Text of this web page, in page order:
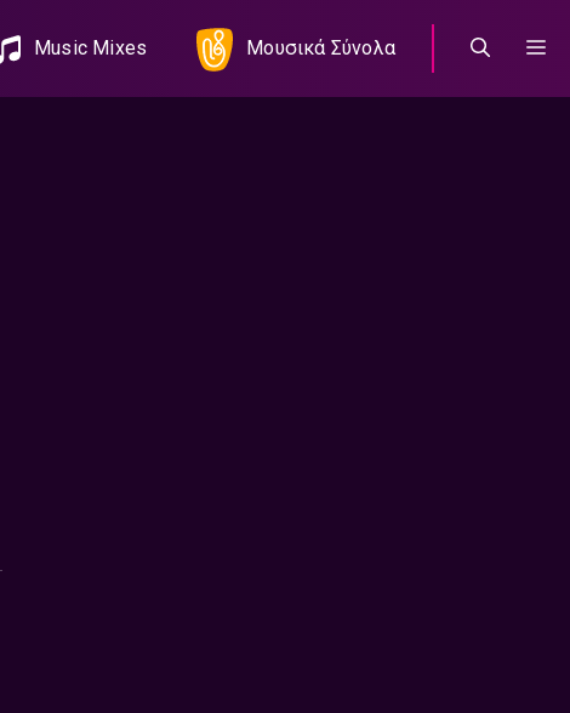
Music Mixes Μουσικά Σύνολα